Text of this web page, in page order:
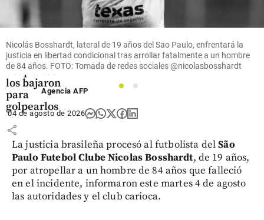
Medellín-
Atlántica y
a sus
ocupantes
los bajaron
para
golpearlos
share
Nicolás Bosshardt, lateral de 19 años del Sao Paulo, enfrentará la
justicia en libertad condicional tras arrollar fatalmente a un hombre
de 84 años. FOTO: Tomada de redes sociales @nicolasbosshardt
1 2
Agencia AFP
04 de agosto de 2026
La justicia brasileña procesó al futbolista delSão
Paulo Futebol ClubeNicolas Bosshardt, de 19 años,
por atropellar a un hombre de 84 años que falleció
en el incidente, informaron este martes 4 de agosto
las autoridades y el club carioca.